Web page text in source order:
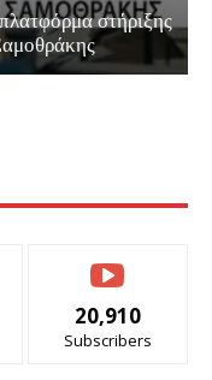
στήριξης
20,910
Subscribers